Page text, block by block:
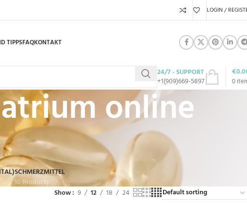
LOGIN /
TIPPSFAQKONTAKT
24/7 - SUPPORT
+1(909)669-5897
0
€
online
SCHMERZMITTEL
10 Products
Show 9 12 18 24